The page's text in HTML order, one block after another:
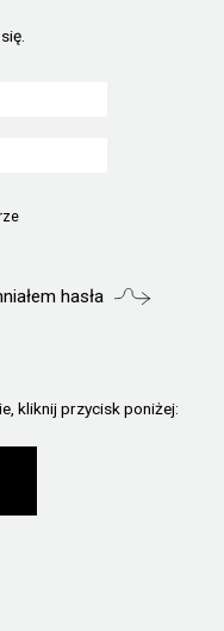
hasła
kliknij przycisk poniżej: